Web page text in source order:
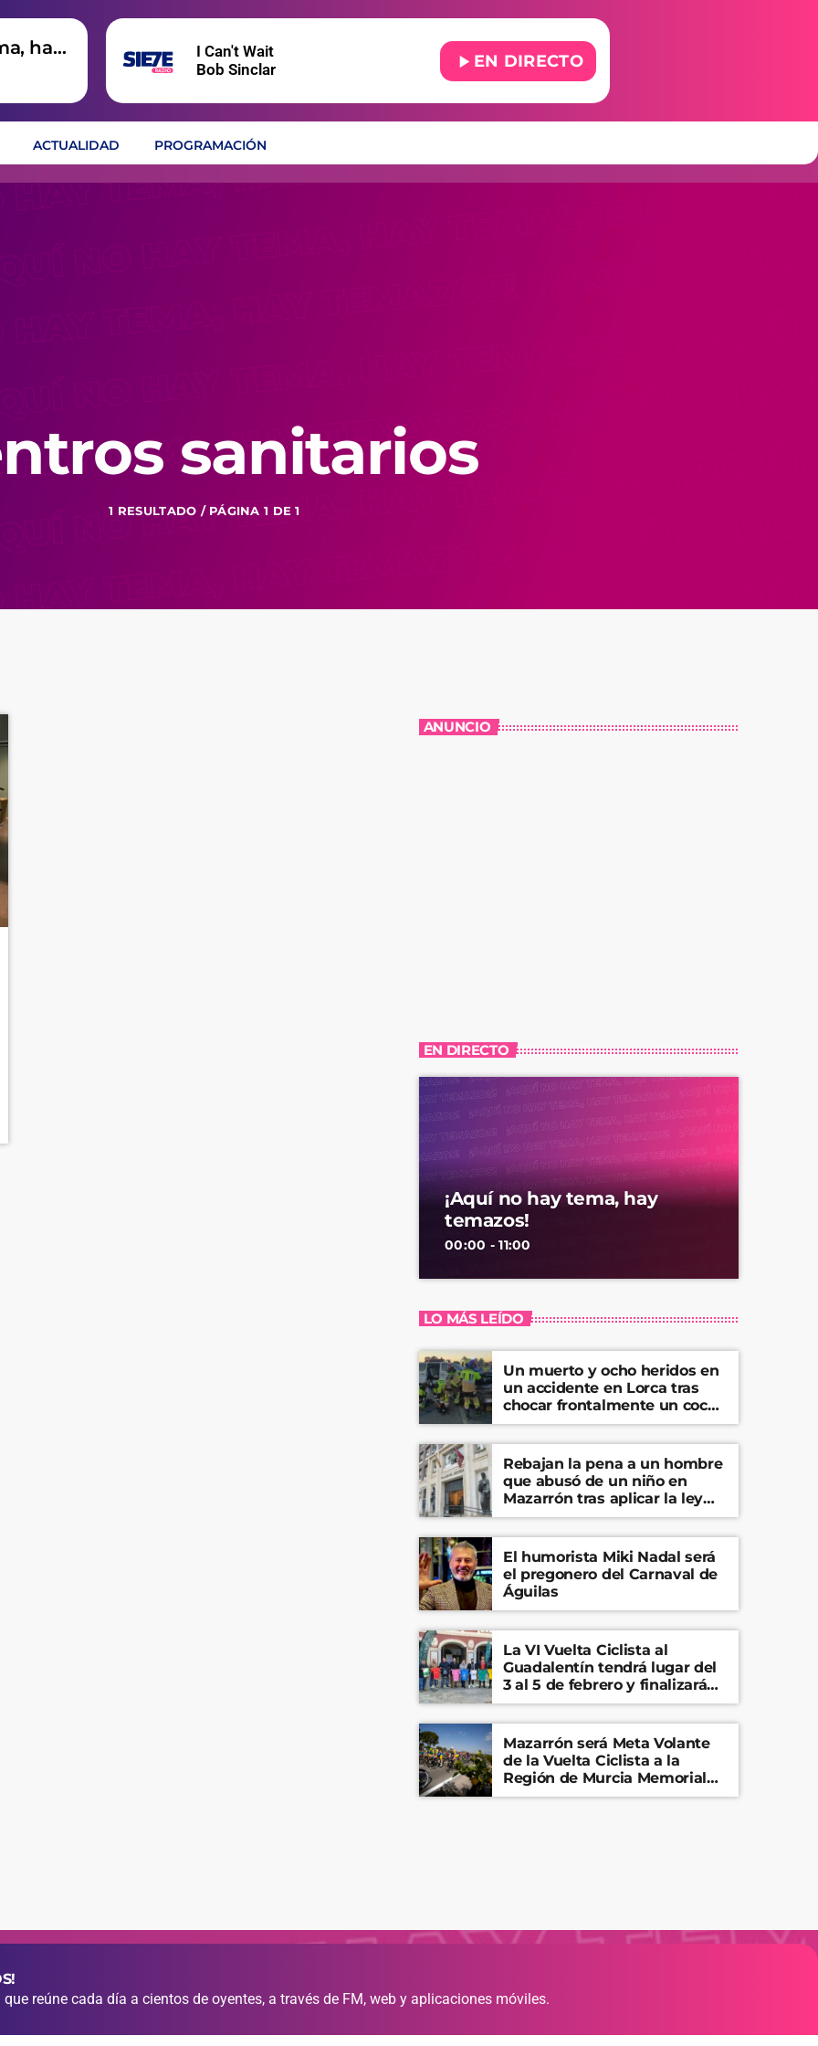
hay
I Can't Wait
Bob Sinclar
play_arrow EN DIRECTO
ACTUALIDAD PROGRAMACIÓN
sanitarios
1 RESULTADO / PÁGINA 1 DE 1
ANUNCIO
EN DIRECTO
¡Aquí no hay tema, hay
temazos!
00:00 - 11:00
LO MÁS LEÍDO
Un muerto y ocho heridos en
un accidente en Lorca tras
chocar frontalmente un coche
y una furgoneta
Rebajan la pena a un hombre
que abusó de un niño en
Mazarrón tras aplicar la ley
del ‘solo sí es sí’
El humorista Miki Nadal será
el pregonero del Carnaval de
Águilas
La VI Vuelta Ciclista al
Guadalentín tendrá lugar del
3 al 5 de febrero y finalizará
en el Castillo de Lorca
Mazarrón será Meta Volante
de la Vuelta Ciclista a la
Región de Murcia Memorial
Mariano Rojas
reúne cada día a cientos de oyentes, a través de FM, web y aplicaciones móviles.